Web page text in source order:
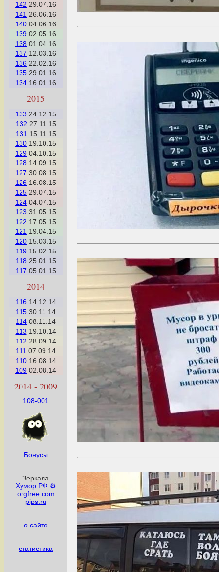
142 29.07.16
141 26.06.16
140 04.06.16
139 02.05.16
138 01.04.16
137 12.03.16
136 22.02.16
135 29.01.16
134 16.01.16
2015
133 24.12.15
132 27.11.15
131 15.11.15
130 19.10.15
129 04.10.15
128 14.09.15
127 30.08.15
126 16.08.15
125 29.07.15
124 04.07.15
123 31.05.15
122 17.05.15
121 19.04.15
120 15.03.15
119 15.02.15
118 25.01.15
117 05.01.15
2014
116 14.12.14
115 30.11.14
114 08.11.14
113 19.10.14
112 28.09.14
111 07.09.14
11016.08.14
109 02.08.14
2014 - 2009
108-001
Бонусы
Зеркала
Хумор.РФ ⚙
orgfree.com
pips.ru
о сайте
статистика